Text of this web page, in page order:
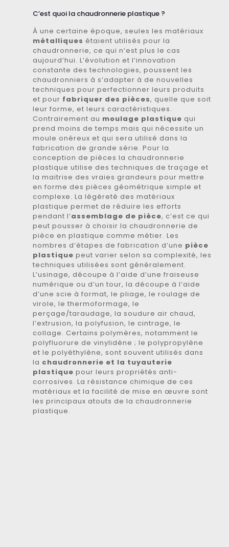
C’est quoi la chaudronnerie plastique ?
À une certaine époque, seules les matériaux
métalliques étaient utilisés pour la
chaudronnerie, ce qui n’est plus le cas
aujourd’hui. L’évolution et l’innovation
constante des technologies, poussent les
chaudronniers à s’adapter à de nouvelles
techniques pour perfectionner leurs produits
et pour fabriquer des pièces, quelle que soit
leur forme, et leurs caractéristiques.
Contrairement au moulage plastique qui
prend moins de temps mais qui nécessite un
moule onéreux et qui sera utilisé dans la
fabrication de grande série. Pour la
conception de pièces la chaudronnerie
plastique utilise des techniques de traçage et
la maitrise des vraies grandeurs pour mettre
en forme des pièces géométrique simple et
complexe. La légèreté des matériaux
plastique permet de réduire les efforts
pendant l’assemblage de pièce, c’est ce qui
peut pousser à choisir la chaudronnerie de
pièce en plastique comme métier. Les
nombres d’étapes de fabrication d’une pièce
plastique peut varier selon sa complexité, les
techniques utilisées sont généralement.
L’usinage, découpe à l’aide d’une fraiseuse
numérique ou d’un tour, la découpe à l’aide
d’une scie à format, le pliage, le roulage de
virole, le thermoformage, le
perçage/taraudage, la soudure air chaud,
l’extrusion, la polyfusion, le cintrage, le
collage. Certains polymères, notamment le
polyfluorure de vinylidène ; le polypropylène
et le polyéthylène, sont souvent utilisés dans
la chaudronnerie et la tuyauterie
plastique pour leurs propriétés anti-
corrosives. La résistance chimique de ces
matériaux et la facilité de mise en œuvre sont
les principaux atouts de la chaudronnerie
plastique.